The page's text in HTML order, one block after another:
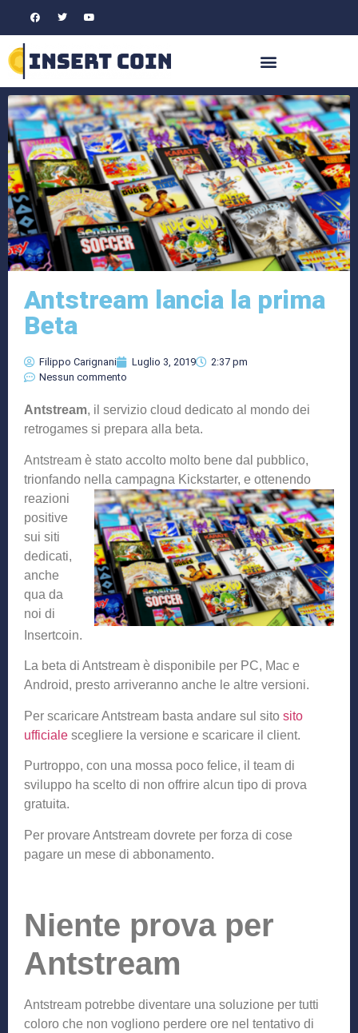
Antstream lancia la prima
Beta
Filippo Carignani Luglio 3, 2019
2:37 pm
Nessun commento
Antstream, il servizio cloud dedicato al mondo dei
retrogames si prepara alla beta.
Antstream è stato accolto molto bene dal pubblico,
trionfando nella campagna Kickstarter, e ottenendo
reazioni
positive
sui siti
dedicati,
anche
qua da
noi di
Insertcoin.
La beta di Antstream è disponibile per PC, Mac e
Android, presto arriveranno anche le altre versioni.
Per scaricare Antstream basta andare sul sito sito
ufficiale scegliere la versione e scaricare il client.
Purtroppo, con una mossa poco felice, il team di
sviluppo ha scelto di non offrire alcun tipo di prova
gratuita.
Per provare Antstream dovrete per forza di cose
pagare un mese di abbonamento.
Niente prova per
Antstream
Antstream potrebbe diventare una soluzione per tutti
coloro che non vogliono perdere ore nel tentativo di